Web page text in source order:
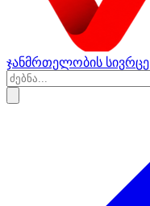
ჯანმრთელობის სივრცე